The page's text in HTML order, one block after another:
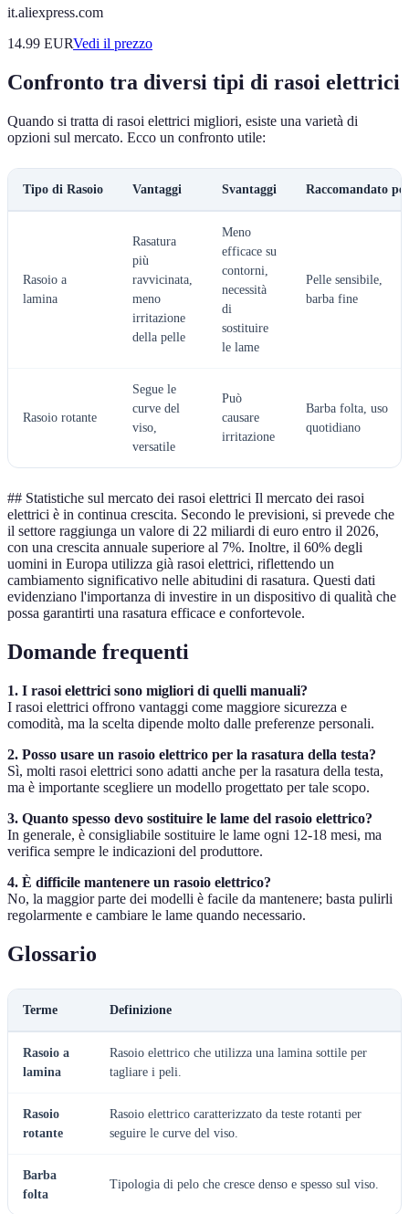
it.aliexpress.com
14.99 EURVedi il prezzo
Confronto tra diversi tipi di rasoi elettrici
Quando si tratta di rasoi elettrici migliori, esiste una varietà di
opzioni sul mercato. Ecco un confronto utile:
Tipo di Rasoio Vantaggi Svantaggi Raccomandato per
Rasoio a
lamina
Rasatura
più
ravvicinata,
meno
irritazione
della pelle
Meno
efficace su
contorni,
necessità
di
sostituire
le lame
Pelle sensibile,
barba fine
Rasoio rotante
Segue le
curve del
viso,
versatile
Può
causare
irritazione
Barba folta, uso
quotidiano
## Statistiche sul mercato dei rasoi elettrici Il mercato dei rasoi
elettrici è in continua crescita. Secondo le previsioni, si prevede che
il settore raggiunga un valore di 22 miliardi di euro entro il 2026,
con una crescita annuale superiore al 7%. Inoltre, il 60% degli
uomini in Europa utilizza già rasoi elettrici, riflettendo un
cambiamento significativo nelle abitudini di rasatura. Questi dati
evidenziano l'importanza di investire in un dispositivo di qualità che
possa garantirti una rasatura efficace e confortevole.
Domande frequenti
1. I rasoi elettrici sono migliori di quelli manuali?
I rasoi elettrici offrono vantaggi come maggiore sicurezza e
comodità, ma la scelta dipende molto dalle preferenze personali.
2. Posso usare un rasoio elettrico per la rasatura della testa?
Sì, molti rasoi elettrici sono adatti anche per la rasatura della testa,
ma è importante scegliere un modello progettato per tale scopo.
3. Quanto spesso devo sostituire le lame del rasoio elettrico?
In generale, è consigliabile sostituire le lame ogni 12-18 mesi, ma
verifica sempre le indicazioni del produttore.
4. È difficile mantenere un rasoio elettrico?
No, la maggior parte dei modelli è facile da mantenere; basta pulirli
regolarmente e cambiare le lame quando necessario.
Glossario
Terme Definizione
Rasoio a
lamina
Rasoio elettrico che utilizza una lamina sottile per
tagliare i peli.
Rasoio
rotante
Rasoio elettrico caratterizzato da teste rotanti per
seguire le curve del viso.
Barba
folta
Tipologia di pelo che cresce denso e spesso sul viso.